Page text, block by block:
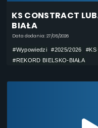
KS CONSTRACT
BIAŁA
Data dodania: 27/05/2026
#Wypowiedzi #2025/2026
#KS
#REKORD BIELSKO-BIAŁA